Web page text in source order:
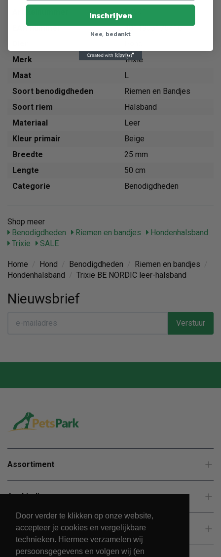
Door verder te klikken op onze website,
accepteer je cookies en vergelijkbare
technieken. Hiermee verzamelen wij
persoonsgegevens en volgen wij (en
EAN nummer
4011905175416
Merk
Trixie
Maat
L
Soort benodigdheden
Riemen en Bandjes
Soort riem
Halsband
Materiaal
Leer
Kleur primair
Beige
Breedte
25 mm
Lengte
50 cm
Categorie
Benodigdheden
Shop meer
Benodigdheden
Riemen en bandjes
Hondenhalsband
Trixie
SALE
Home Hond Benodigdheden Riemen en bandjes
Hondenhalsband
Trixie BE NORDIC leer-halsband
Nieuwsbrief
Verstuur
Assortiment
Aanbiedingen
Klantenservice
Inschrijven
Nee, bedankt